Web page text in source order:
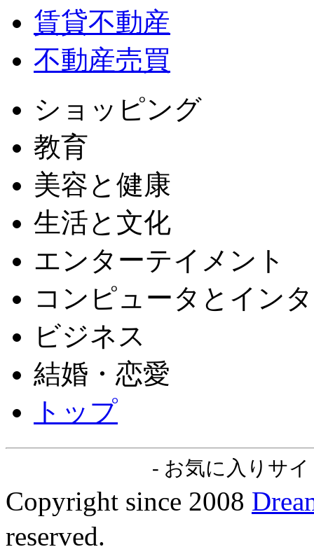
賃貸不動産
不動産売買
ショッピング
教育
美容と健康
生活と文化
エンターテイメント
コンピュータとイン
ビジネス
結婚・恋愛
トップ
- お気に入りサ
Copyright since 2008
reserved.